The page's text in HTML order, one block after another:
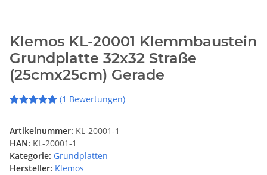
Klemos KL-20001 Klemmbaustein
Grundplatte 32x32 Straße
(25cmx25cm) Gerade
(1 Bewertungen)
Artikelnummer: KL-20001-1
HAN: KL-20001-1
Kategorie: Grundplatten
Hersteller: Klemos